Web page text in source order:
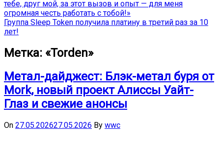
тебе, друг мой, за этот вызов и опыт — для меня
огромная честь работать с тобой!»
Группа Sleep Token получила платину в третий раз за 10
лет!
Метка: «Torden»
Метал-дайджест: Блэк-метал буря от
Mork, новый проект Алиссы Уайт-
Глаз и свежие анонсы
On 27.05.202627.05.2026 By wwc